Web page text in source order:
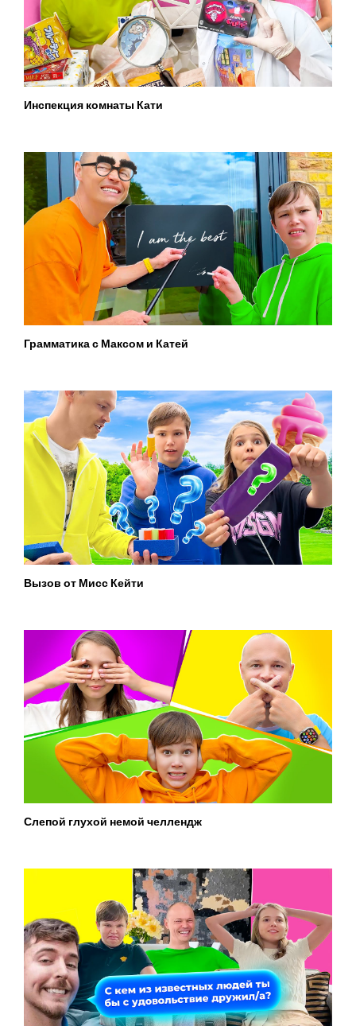
Инспекция комнаты Кати
Грамматика с Максом и Катей
Вызов от Мисс Кейти
Слепой глухой немой челлендж